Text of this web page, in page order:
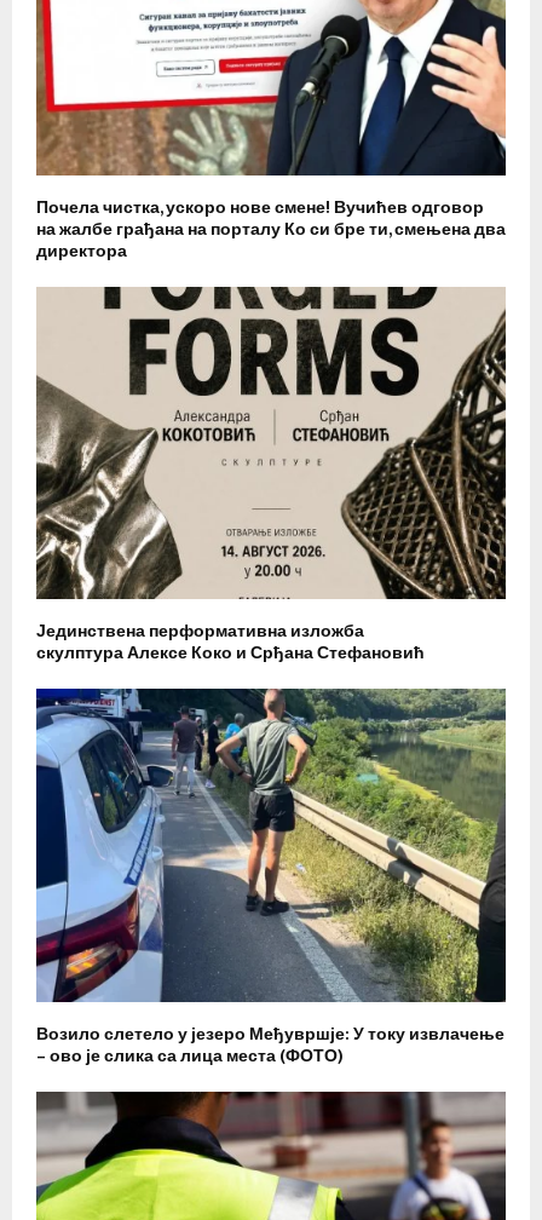
Почела чистка, ускоро нове смене! Вучићев одговор
на жалбе грађана на порталу Ко си бре ти, смењена два
директора
Јединствена перформативна изложба
скулптура Алексе Коко и Срђана Стефановић
Возило слетело у језеро Међувршје: У току извлачење
– ово је слика са лица места (ФОТО)